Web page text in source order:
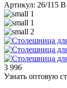
Артикул: 26/115 В
3 996
Узнать оптовую